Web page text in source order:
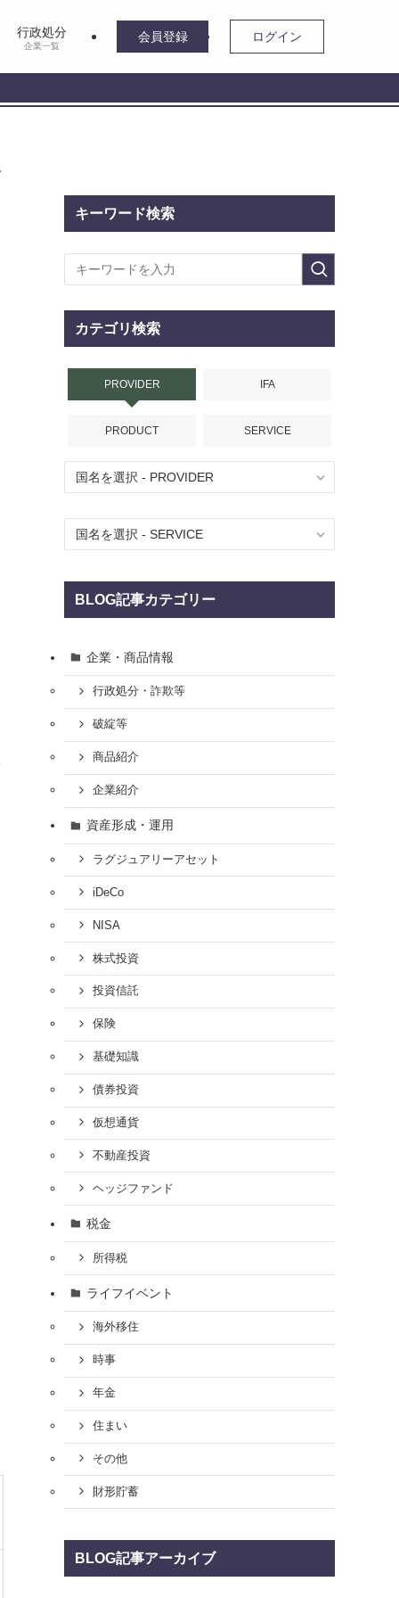
行政処分
企業一覧
会員登録 ログイン
キーワード検索
カテゴリ検索
PROVIDER IFA
PRODUCT SERVICE
BLOG記事カテゴリー
企業・商品情報
行政処分・詐欺等
破綻等
商品紹介
企業紹介
資産形成・運用
ラグジュアリーアセット
iDeCo
NISA
株式投資
投資信託
保険
基礎知識
債券投資
仮想通貨
不動産投資
ヘッジファンド
税金
所得税
ライフイベント
海外移住
時事
年金
住まい
その他
財形貯蓄
BLOG記事アーカイブ